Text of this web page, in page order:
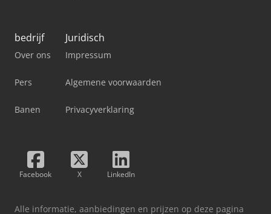
bedrijf
Over ons
Pers
Banen
Juridisch
Impressum
Algemene voorwaarden
Privacyverklaring
Facebook X LinkedIn
Alle informatie, aanbiedingen en prijzen op deze pagina